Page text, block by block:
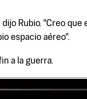
Rubio. "Creo que
espacio aéreo".
a la guerra.